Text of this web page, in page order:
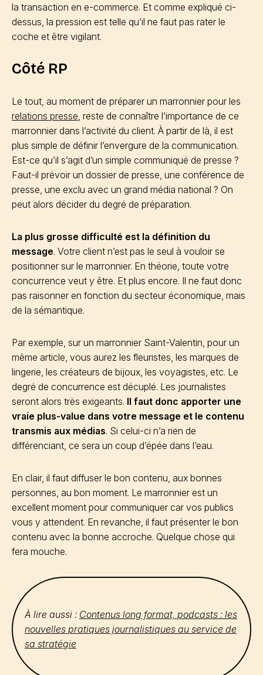
la transaction en e-commerce. Et comme expliqué ci-
dessus, la pression est telle qu’il ne faut pas rater le
coche et être vigilant.
Côté RP
Le tout, au moment de préparer un marronnier pour les
relations presse, reste de connaître l’importance de ce
marronnier dans l’activité du client. À partir de là, il est
plus simple de définir l’envergure de la communication.
Est-ce qu’il s’agit d’un simple communiqué de presse ?
Faut-il prévoir un dossier de presse, une conférence de
presse, une exclu avec un grand média national ? On
peut alors décider du degré de préparation.
La plus grosse difficulté est la définition du
message. Votre client n’est pas le seul à vouloir se
positionner sur le marronnier. En théorie, toute votre
concurrence veut y être. Et plus encore. Il ne faut donc
pas raisonner en fonction du secteur économique, mais
de la sémantique.
Par exemple, sur un marronnier Saint-Valentin, pour un
même article, vous aurez les fleuristes, les marques de
lingerie, les créateurs de bijoux, les voyagistes, etc. Le
degré de concurrence est décuplé. Les journalistes
seront alors très exigeants. Il faut donc apporter une
vraie plus-value dans votre message et le contenu
transmis aux médias. Si celui-ci n’a rien de
différenciant, ce sera un coup d’épée dans l’eau.
En clair, il faut diffuser le bon contenu, aux bonnes
personnes, au bon moment. Le marronnier est un
excellent moment pour communiquer car vos publics
vous y attendent. En revanche, il faut présenter le bon
contenu avec la bonne accroche. Quelque chose qui
fera mouche.
À lire aussi : Contenus long format, podcasts : les
nouvelles pratiques journalistiques au service de
sa stratégie